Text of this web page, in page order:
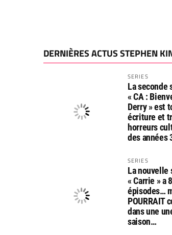
DERNIÈRES ACTUS STEPHEN
SERIES
La seconde
« CA :
Derry » est
écriture et
horreurs
des années
SERIES
La nouvelle
« Carrie » a 8
épisodes…
POURRAIT
dans une
saison…